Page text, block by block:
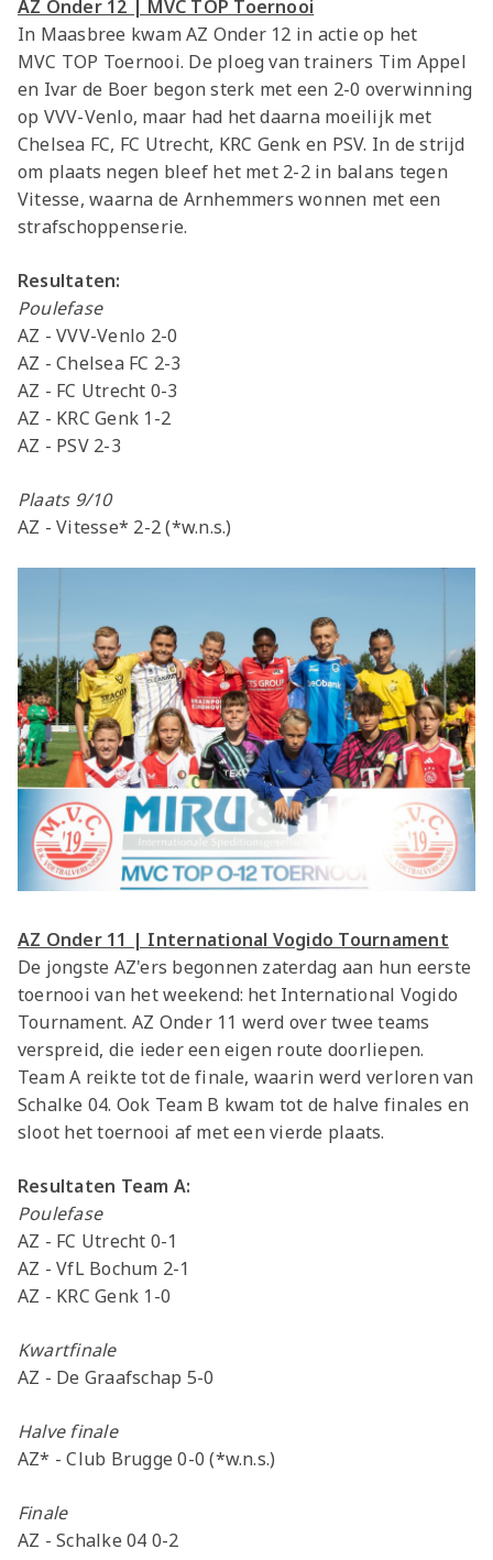
AZ Onder 12 | MVC TOP Toernooi
In Maasbree kwam AZ Onder 12 in actie op het
MVC TOP Toernooi. De ploeg van trainers Tim Appel
en Ivar de Boer begon sterk met een 2-0 overwinning
op VVV-Venlo, maar had het daarna moeilijk met
Chelsea FC, FC Utrecht, KRC Genk en PSV. In de strijd
om plaats negen bleef het met 2-2 in balans tegen
Vitesse, waarna de Arnhemmers wonnen met een
strafschoppenserie.
Resultaten:
Poulefase
AZ - VVV-Venlo 2-0
AZ - Chelsea FC 2-3
AZ - FC Utrecht 0-3
AZ - KRC Genk 1-2
AZ - PSV 2-3
Plaats 9/10
AZ - Vitesse* 2-2 (*w.n.s.)
AZ Onder 11 | International Vogido Tournament
De jongste AZ'ers begonnen zaterdag aan hun eerste
toernooi van het weekend: het International Vogido
Tournament. AZ Onder 11 werd over twee teams
verspreid, die ieder een eigen route doorliepen.
Team A reikte tot de finale, waarin werd verloren van
Schalke 04. Ook Team B kwam tot de halve finales en
sloot het toernooi af met een vierde plaats.
Resultaten Team A:
Poulefase
AZ - FC Utrecht 0-1
AZ - VfL Bochum 2-1
AZ - KRC Genk 1-0
Kwartfinale
AZ - De Graafschap 5-0
Halve finale
AZ* - Club Brugge 0-0 (*w.n.s.)
Finale
AZ - Schalke 04 0-2